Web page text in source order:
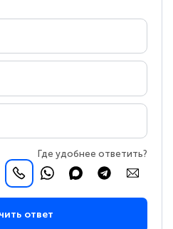
Где удобнее ответить?
ответ